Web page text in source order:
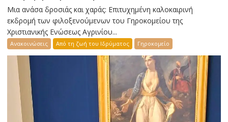
Μια ανάσα δροσιάς και χαράς: Επιτυχημένη καλοκαιρινή
εκδρομή των φιλοξενούμενων του Γηροκομείου της
Χριστιανικής Ενώσεως Αγρινίου...
Ανακοινώσεις Από τη ζωή του Ιδρύματος Γηροκομείο